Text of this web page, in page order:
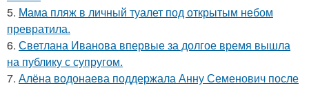
5. Мама пляж в личный туалет под открытым небом
превратила.
6. Светлана Иванова впервые за долгое время вышла
на публику с супругом.
7. Алёна водонаева поддержала Анну Семенович после